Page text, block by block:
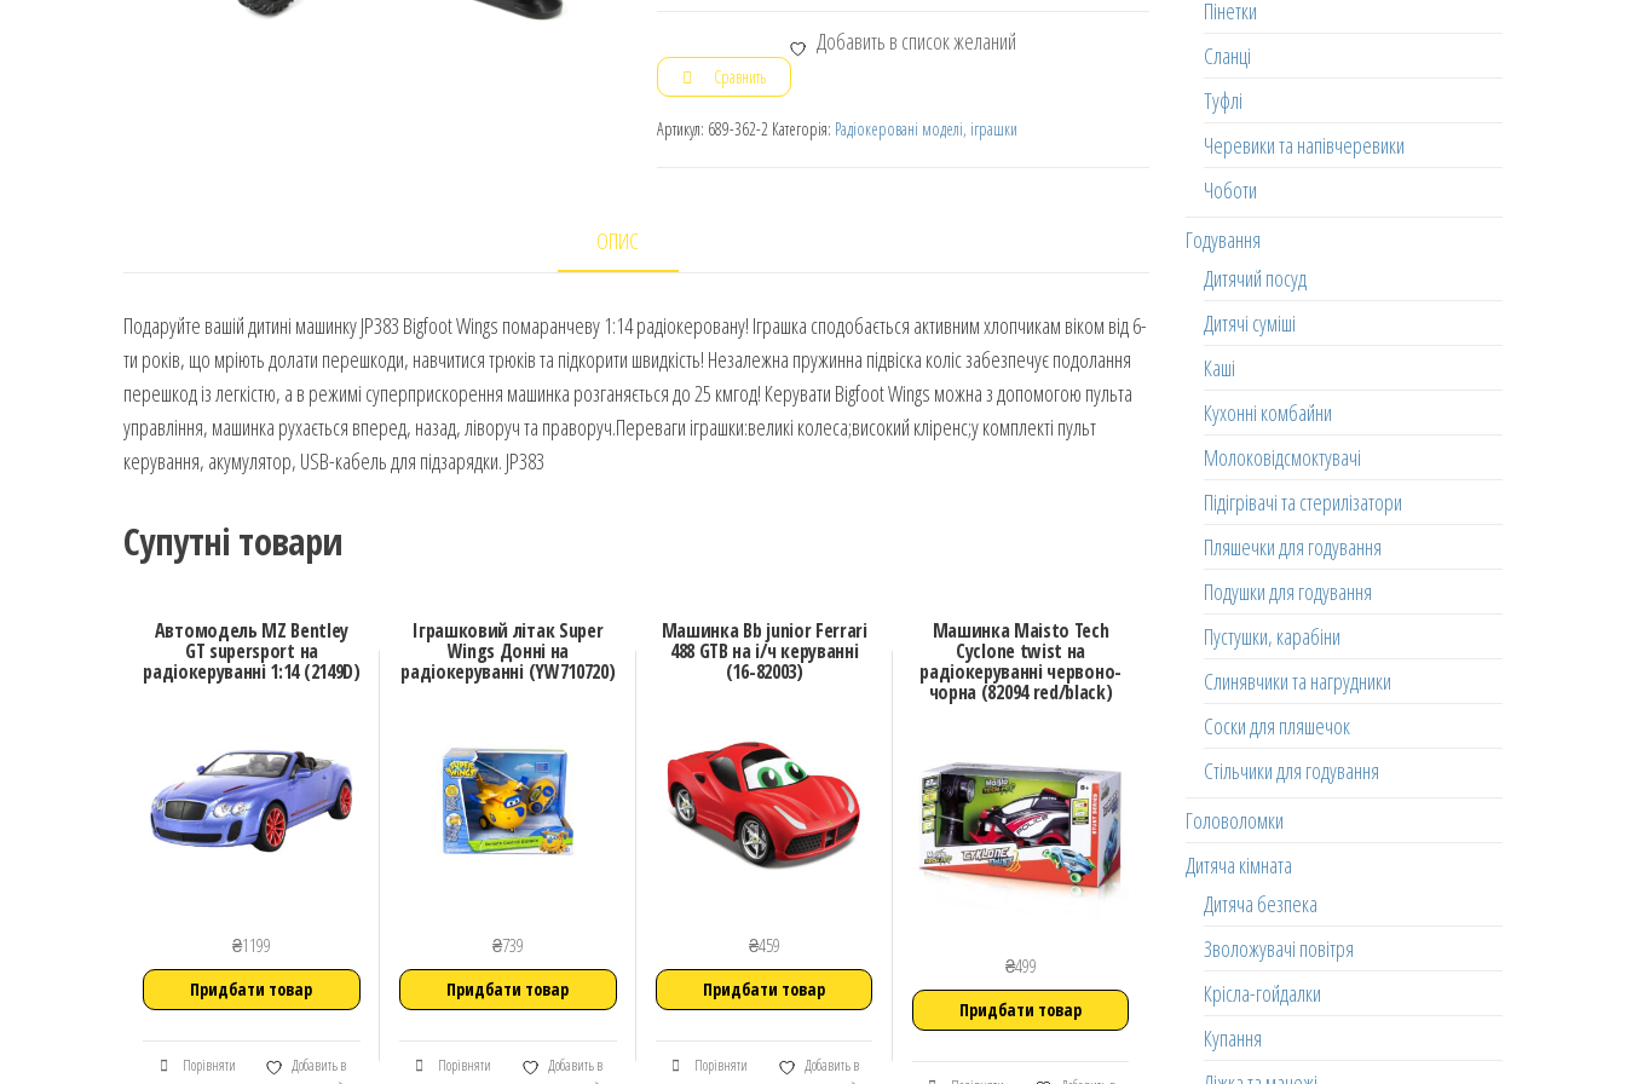
Добавить в список желаний
Сравнить
Артикул: 689-362-2 Категорія: Радіокеровані моделі, іграшки
ОПИС
Подаруйте вашій дитині машинку JP383 Bigfoot Wings помаранчеву 1:14 радіокеровану! Іграшка сподобається активним хлопчикам віком від 6-
ти років, що мріють долати перешкоди, навчитися трюків та підкорити швидкість! Незалежна пружинна підвіска коліс забезпечує подолання
перешкод із легкістю, а в режимі суперприскорення машинка розганяється до 25 кмгод! Керувати Bigfoot Wings можна з допомогою пульта
управління, машинка рухається вперед, назад, ліворуч та праворуч.Переваги іграшки:великі колеса;високий кліренс;у комплекті пульт
керування, акумулятор, USB-кабель для підзарядки. JP383
Супутні товари
Автомодель MZ Bentley
GT supersport на
радіокеруванні 1:14 (2149D)
₴1199
Придбати товар
Порівняти
Добавить в
Іграшковий літак Super
Wings Донні на
радіокеруванні (YW710720)
₴739
Придбати товар
Порівняти
Добавить в
Машинка Bb junior Ferrari
488 GTB на і/ч керуванні
(16-82003)
₴459
Придбати товар
Порівняти
Добавить в
Машинка Maisto Tech
Cyclone twist на
радіокеруванні червоно-
чорна (82094 red/black)
₴499
Придбати товар
Пінетки
Сланці
Туфлі
Черевики та напівчеревики
Чоботи
Годування
Дитячий посуд
Дитячі суміші
Каші
Кухонні комбайни
Молоковідсмоктувачі
Підігрівачі та стерилізатори
Пляшечки для годування
Подушки для годування
Пустушки, карабіни
Слинявчики та нагрудники
Соски для пляшечок
Стільчики для годування
Головоломки
Дитяча кімната
Дитяча безпека
Зволожувачі повітря
Крісла-гойдалки
Купання